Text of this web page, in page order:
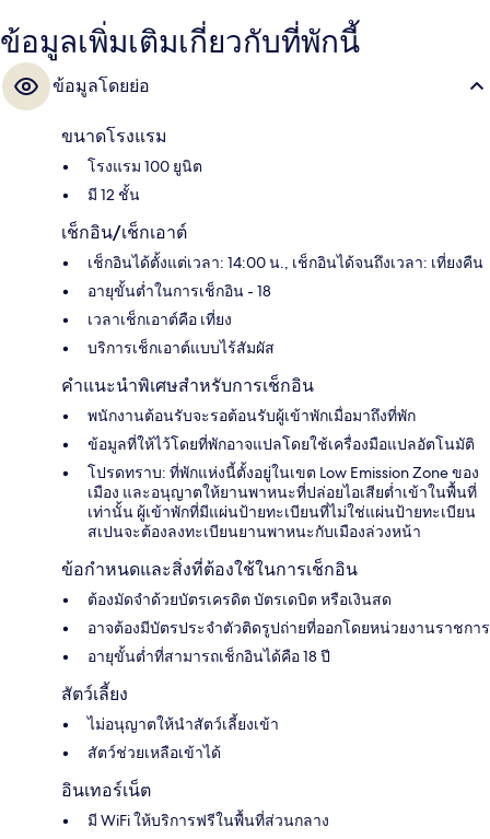
ข้อมูลเพิ่มเติมเกี่ยวกับที่พักนี้
ข้อมูลโดยย่อ
ขนาดโรงแรม
โรงแรม 100 ยูนิต
มี 12 ชั้น
เช็กอิน/เช็กเอาต์
เช็กอินได้ตั้งแต่เวลา: 14:00 น., เช็กอินได้จนถึงเวลา: เที่ยงคืน
อายุขั้นต่ำในการเช็กอิน - 18
เวลาเช็กเอาต์คือ เที่ยง
บริการเช็กเอาต์แบบไร้สัมผัส
คำแนะนำพิเศษสำหรับการเช็กอิน
พนักงานต้อนรับจะรอต้อนรับผู้เข้าพักเมื่อมาถึงที่พัก
ข้อมูลที่ให้ไว้โดยที่พักอาจแปลโดยใช้เครื่องมือแปลอัตโนมัติ
โปรดทราบ: ที่พักแห่งนี้ตั้งอยู่ในเขต Low Emission Zone ของ
เมือง และอนุญาตให้ยานพาหนะที่ปล่อยไอเสียต่ำเข้าในพื้นที่
เท่านั้น ผู้เข้าพักที่มีแผ่นป้ายทะเบียนที่ไม่ใช่แผ่นป้ายทะเบียน
สเปนจะต้องลงทะเบียนยานพาหนะกับเมืองล่วงหน้า
ข้อกำหนดและสิ่งที่ต้องใช้ในการเช็กอิน
ต้องมัดจำด้วยบัตรเครดิต บัตรเดบิต หรือเงินสด
อาจต้องมีบัตรประจำตัวติดรูปถ่ายที่ออกโดยหน่วยงานราชการ
อายุขั้นต่ำที่สามารถเช็กอินได้คือ 18 ปี
สัตว์เลี้ยง
ไม่อนุญาตให้นำสัตว์เลี้ยงเข้า
สัตว์ช่วยเหลือเข้าได้
อินเทอร์เน็ต
มี WiFi ให้บริการฟรีในพื้นที่ส่วนกลาง